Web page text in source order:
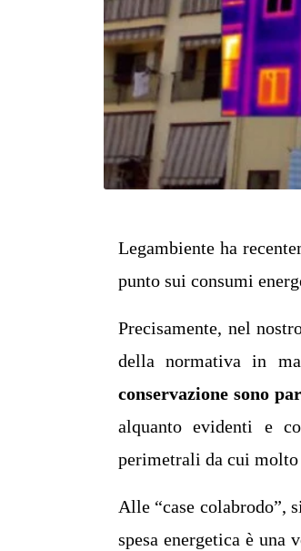
Legambiente ha
punto sui consumi
Precisamente, nel
della normativa in
conservazione sono
alquanto evidenti e
perimetrali da cui
Alle “case colabrodo”,
spesa energetica è una